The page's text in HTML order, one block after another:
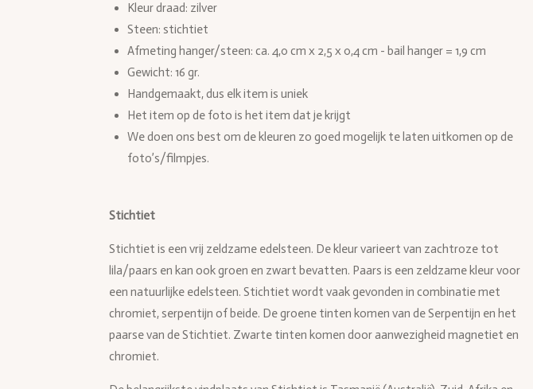
Kleur draad: zilver
Steen: stichtiet
Afmeting hanger/steen: ca. 4,0 cm x 2,5 x 0,4 cm - bail hanger = 1,9 cm
Gewicht: 16 gr.
Handgemaakt, dus elk item is uniek
Het item op de foto is het item dat je krijgt
We doen ons best om de kleuren zo goed mogelijk te laten uitkomen op de
foto’s/filmpjes.
Stichtiet
Stichtiet is een vrij zeldzame edelsteen. De kleur varieert van zachtroze tot
lila/paars en kan ook groen en zwart bevatten. Paars is een zeldzame kleur voor
een natuurlijke edelsteen. Stichtiet wordt vaak gevonden in combinatie met
chromiet, serpentijn of beide. De groene tinten komen van de Serpentijn en het
paarse van de Stichtiet. Zwarte tinten komen door aanwezigheid magnetiet en
chromiet.